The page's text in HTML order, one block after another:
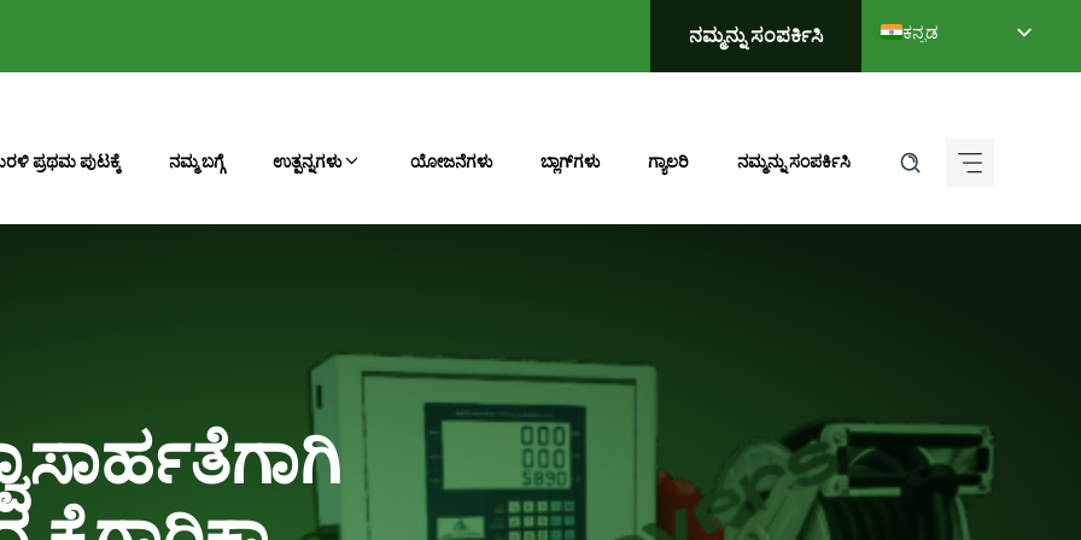
ನಮ್ಮನ್ನು ಸಂಪರ್ಕಿಸಿ
ಕನ್ನಡ
English
Français
Español de México
తెలుగు
العربية
ಪ್ರಥಮ ಪುಟಕ್ಕೆ ನಮ್ಮ ಬಗ್ಗೆ ಉತ್ಪನ್ನಗಳು ಯೋಜನೆಗಳು ಬ್ಲಾಗ್‌ಗಳು ಗ್ಯಾಲರಿ ನಮ್ಮನ್ನು ಸಂಪರ್ಕಿಸಿ